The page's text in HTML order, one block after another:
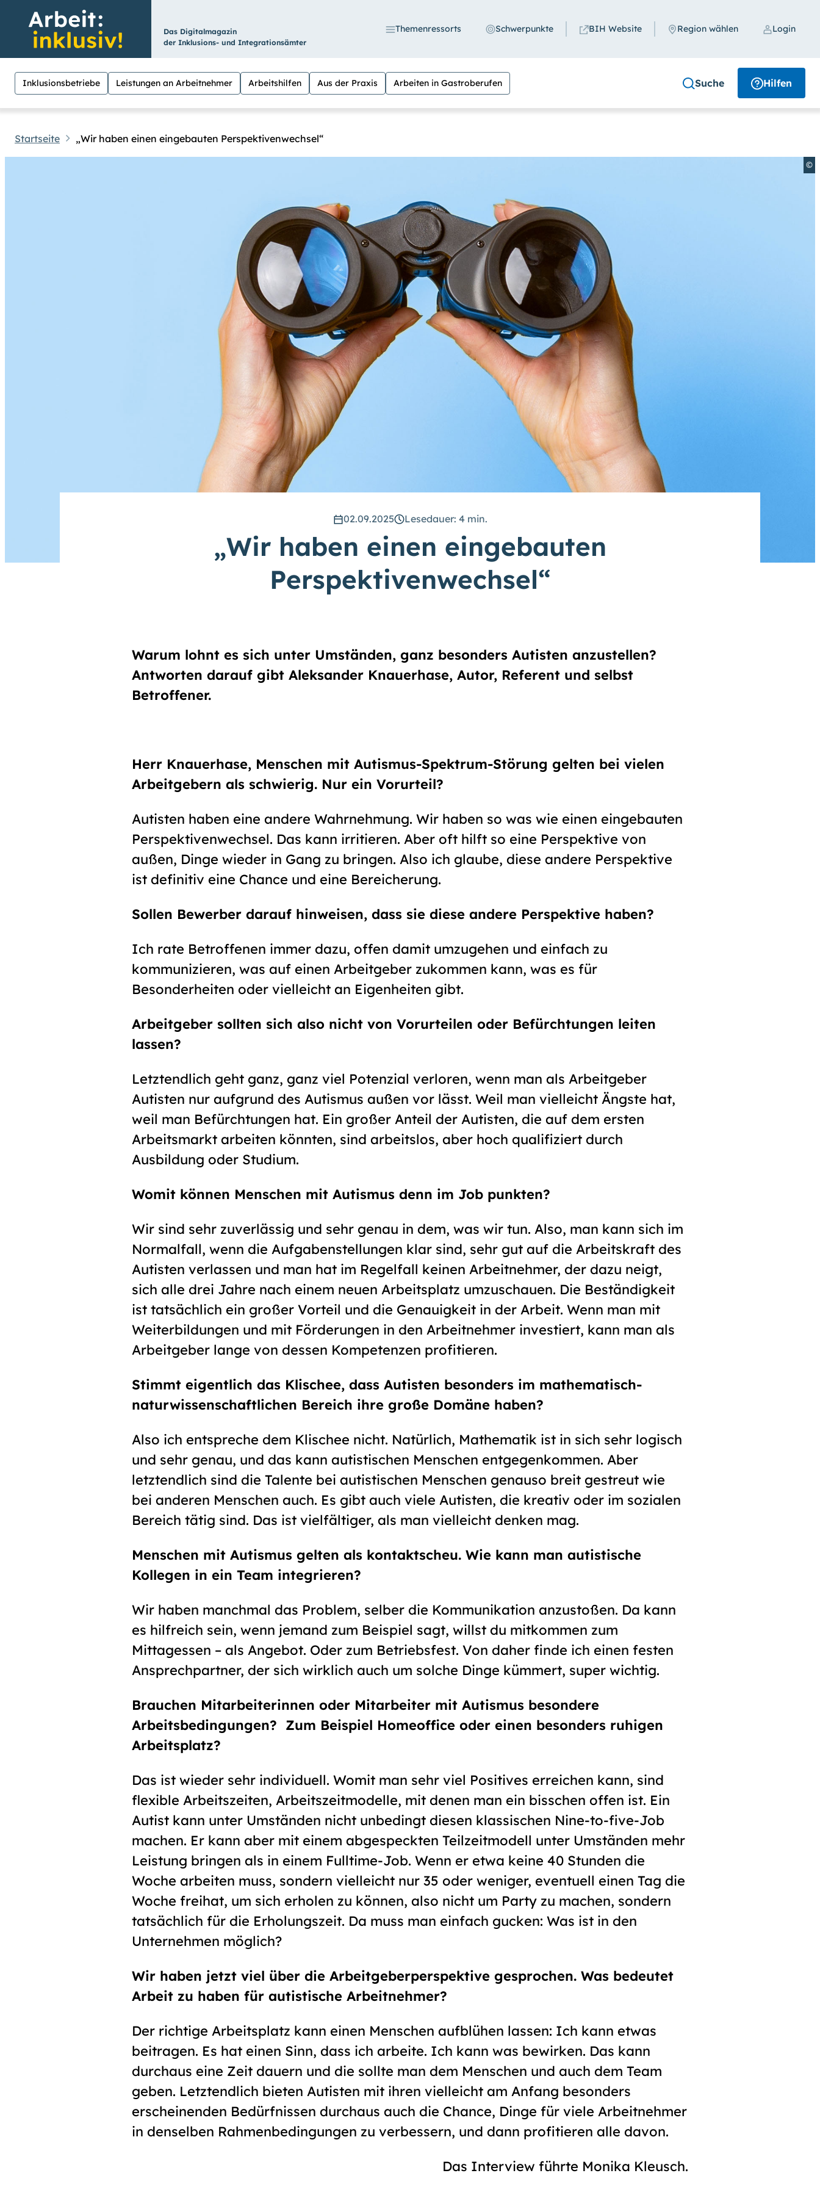
Das Digitalmagazin
der Inklusions- und Integrationsämter
Themenressorts Schwerpunkte BIH Website Region wählen
Schließen
Region auswählen
Login
Inklusionsbetriebe Leistungen an Arbeitnehmer Arbeitshilfen Aus der Praxis Arbeiten in Gastroberufen Suche Hilfen
Suche
Hilfen
.) Für eine bessere Lesbarkeit können Sie außerdem die Schrift vergrößern. (Einfach beiSchriftgröße
Übrigens: Unsere Videos sind mit Untertiteln versehen.
Startseite „Wir haben einen eingebauten Perspektivenwechsel“
©
02.09.2025 Lesedauer: 4 min.
„Wir haben einen eingebauten
Perspektivenwechsel“
Warum lohnt es sich unter Umständen, ganz besonders Autisten anzustellen?
Antworten darauf gibt Aleksander Knauerhase, Autor, Referent und selbst
Betroffener.
Herr Knauerhase, Menschen mit Autismus-Spektrum-Störung gelten bei vielen
Arbeitgebern als schwierig. Nur ein Vorurteil?
Autisten haben eine andere Wahrnehmung. Wir haben so was wie einen eingebauten
Perspektivenwechsel. Das kann irritieren. Aber oft hilft so eine Perspektive von
außen, Dinge wieder in Gang zu bringen. Also ich glaube, diese andere Perspektive
ist definitiv eine Chance und eine Bereicherung.
Sollen Bewerber darauf hinweisen, dass sie diese andere Perspektive haben?
Ich rate Betroffenen immer dazu, offen damit umzugehen und einfach zu
kommunizieren, was auf einen Arbeitgeber zukommen kann, was es für
Besonderheiten oder vielleicht an Eigenheiten gibt.
Arbeitgeber sollten sich also nicht von Vorurteilen oder Befürchtungen leiten
lassen?
Letztendlich geht ganz, ganz viel Potenzial verloren, wenn man als Arbeitgeber
Autisten nur aufgrund des Autismus außen vor lässt. Weil man vielleicht Ängste hat,
weil man Befürchtungen hat. Ein großer Anteil der Autisten, die auf dem ersten
Arbeitsmarkt arbeiten könnten, sind arbeitslos, aber hoch qualifiziert durch
Ausbildung oder Studium.
Womit können Menschen mit Autismus denn im Job punkten?
Wir sind sehr zuverlässig und sehr genau in dem, was wir tun. Also, man kann sich im
Normalfall, wenn die Aufgabenstellungen klar sind, sehr gut auf die Arbeitskraft des
Autisten verlassen und man hat im Regelfall keinen Arbeitnehmer, der dazu neigt,
sich alle drei Jahre nach einem neuen Arbeitsplatz umzuschauen. Die Beständigkeit
ist tatsächlich ein großer Vorteil und die Genauigkeit in der Arbeit. Wenn man mit
Weiterbildungen und mit Förderungen in den Arbeitnehmer investiert, kann man als
Arbeitgeber lange von dessen Kompetenzen profitieren.
Stimmt eigentlich das Klischee, dass Autisten besonders im mathematisch-
naturwissenschaftlichen Bereich ihre große Domäne haben?
Also ich entspreche dem Klischee nicht. Natürlich, Mathematik ist in sich sehr logisch
und sehr genau, und das kann autistischen Menschen entgegenkommen. Aber
letztendlich sind die Talente bei autistischen Menschen genauso breit gestreut wie
bei anderen Menschen auch. Es gibt auch viele Autisten, die kreativ oder im sozialen
Bereich tätig sind. Das ist vielfältiger, als man vielleicht denken mag.
Menschen mit Autismus gelten als kontaktscheu. Wie kann man autistische
Kollegen in ein Team integrieren?
Wir haben manchmal das Problem, selber die Kommunikation anzustoßen. Da kann
es hilfreich sein, wenn jemand zum Beispiel sagt, willst du mitkommen zum
Mittagessen – als Angebot. Oder zum Betriebsfest. Von daher finde ich einen festen
Ansprechpartner, der sich wirklich auch um solche Dinge kümmert, super wichtig.
Brauchen Mitarbeiterinnen oder Mitarbeiter mit Autismus besondere
Arbeitsbedingungen? Zum Beispiel Homeoffice oder einen besonders ruhigen
Arbeitsplatz?
Das ist wieder sehr individuell. Womit man sehr viel Positives erreichen kann, sind
flexible Arbeitszeiten, Arbeitszeitmodelle, mit denen man ein bisschen offen ist. Ein
Autist kann unter Umständen nicht unbedingt diesen klassischen Nine-to-five-Job
machen. Er kann aber mit einem abgespeckten Teilzeitmodell unter Umständen mehr
Leistung bringen als in einem Fulltime-Job. Wenn er etwa keine 40 Stunden die
Woche arbeiten muss, sondern vielleicht nur 35 oder weniger, eventuell einen Tag die
Woche freihat, um sich erholen zu können, also nicht um Party zu machen, sondern
tatsächlich für die Erholungszeit. Da muss man einfach gucken: Was ist in den
Unternehmen möglich?
Wir haben jetzt viel über die Arbeitgeberperspektive gesprochen. Was bedeutet
Arbeit zu haben für autistische Arbeitnehmer?
Der richtige Arbeitsplatz kann einen Menschen aufblühen lassen: Ich kann etwas
beitragen. Es hat einen Sinn, dass ich arbeite. Ich kann was bewirken. Das kann
durchaus eine Zeit dauern und die sollte man dem Menschen und auch dem Team
geben. Letztendlich bieten Autisten mit ihren vielleicht am Anfang besonders
erscheinenden Bedürfnissen durchaus auch die Chance, Dinge für viele Arbeitnehmer
in denselben Rahmenbedingungen zu verbessern, und dann profitieren alle davon.
Das Interview führte Monika Kleusch.